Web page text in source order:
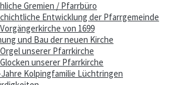
Gremien / Pfarrbüro
Entwicklung der Pfarrgemeinde
von 1699
und Bau der neuen Kirche
unserer Pfarrkirche
unserer Pfarrkirche
Jahre Kolpingfamilie Lüchtringen